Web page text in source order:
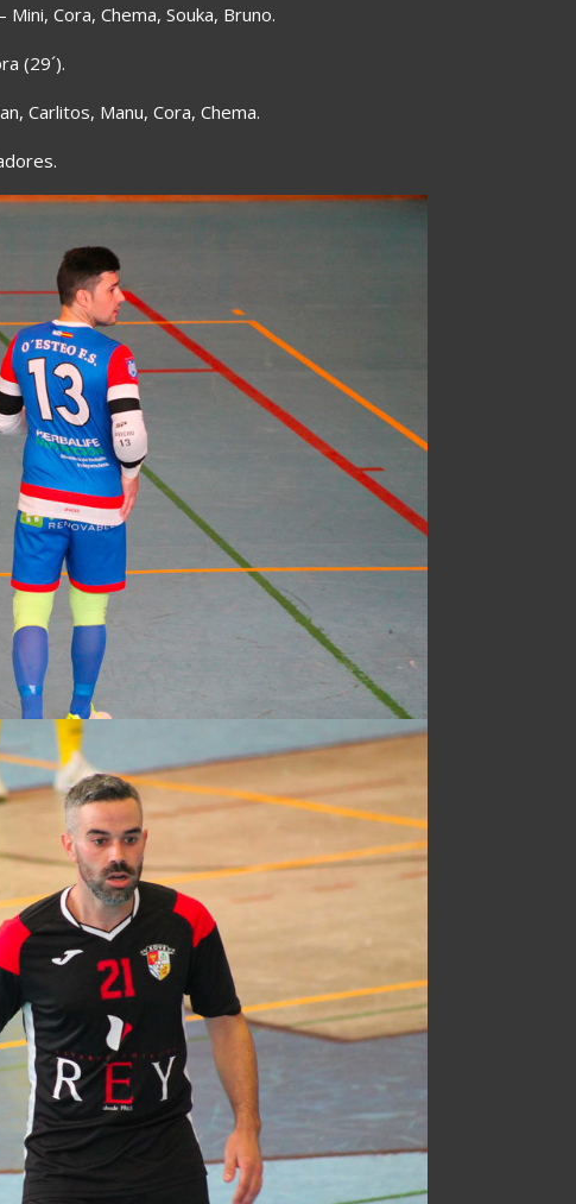
Mini, Cora, Chema, Souka, Bruno.
(29´).
Carlitos, Manu, Cora, Chema.